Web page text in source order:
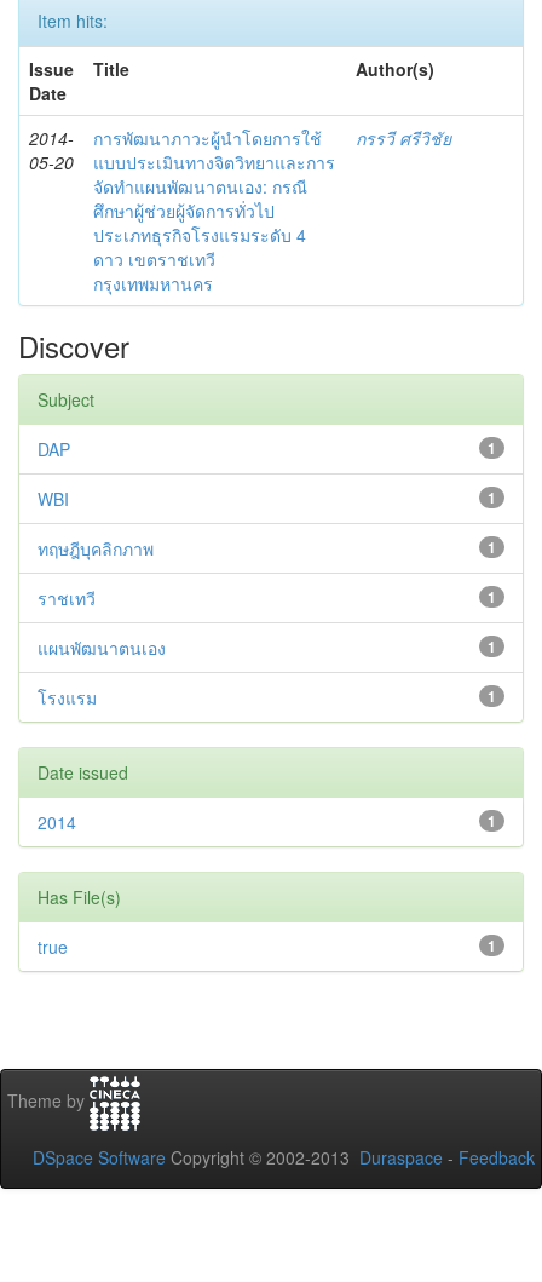
Item hits:
Issue
Date
Title Author(s)
2014-
05-20
การพัฒนาภาวะผู้นำโดยการใช้
แบบประเมินทางจิตวิทยาและการ
จัดทำแผนพัฒนาตนเอง: กรณี
ศึกษาผู้ช่วยผู้จัดการทั่วไป
ประเภทธุรกิจโรงแรมระดับ 4
ดาว เขตราชเทวี
กรุงเทพมหานคร
กรรวี ศรีวิชัย
Discover
Subject
1
DAP
1
WBI
1
ทฤษฎีบุคลิกภาพ
1
ราชเทวี
1
แผนพัฒนาตนเอง
1
โรงแรม
Date issued
1
2014
Has File(s)
1
true
Theme by
DSpace Software Copyright © 2002-2013 Duraspace - Feedback